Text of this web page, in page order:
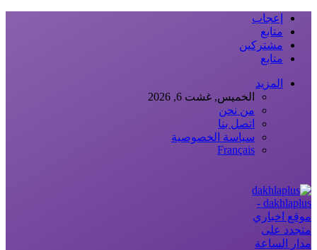
إعجاب
متابع
مشتركين
متابع
المزيد
الخميس, غشت 6, 2026
من نحن
اتصل بنا
سياسة الخصوصية
Français
dakhlaplus -
موقع اخباري
متجدد على
مدار الساعة